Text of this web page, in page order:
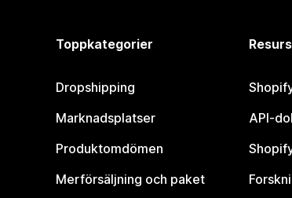
Toppkategorier
Dropshipping
Marknadsplatser
Produktomdömen
Merförsäljning och paket
API-